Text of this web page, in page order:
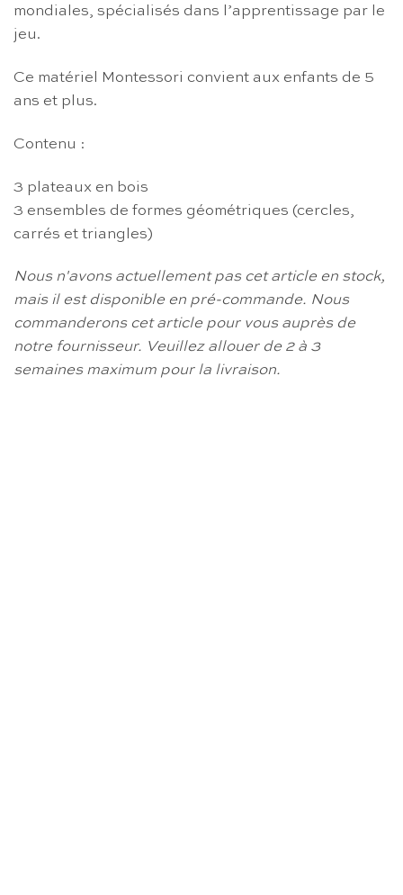
mondiales, spécialisés dans l’apprentissage par le
jeu.
Ce matériel Montessori convient aux enfants de 5
ans et plus.
Contenu :
3 plateaux en bois
3 ensembles de formes géométriques (cercles,
carrés et triangles)
Nous n'avons actuellement pas cet article en stock,
mais il est disponible en pré-commande. Nous
commanderons cet article pour vous auprès de
notre fournisseur. Veuillez allouer de 2 à 3
semaines maximum pour la livraison.